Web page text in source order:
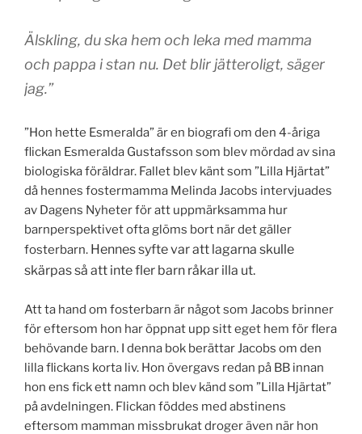
Älskling, du ska hem och leka med mamma
och pappa i stan nu. Det blir jätteroligt, säger
jag.”
”Hon hette Esmeralda” är en biografi om den 4-åriga
flickan Esmeralda Gustafsson som blev mördad av sina
biologiska föräldrar. Fallet blev känt som ”Lilla Hjärtat”
då hennes fostermamma Melinda Jacobs intervjuades
av Dagens Nyheter för att uppmärksamma hur
barnperspektivet ofta glöms bort när det gäller
fosterbarn. Hennes syfte var att lagarna skulle
skärpas så att inte fler barn råkar illa ut.
Att ta hand om fosterbarn är något som Jacobs brinner
för eftersom hon har öppnat upp sitt eget hem för flera
behövande barn. I denna bok berättar Jacobs om den
lilla flickans korta liv. Hon övergavs redan på BB innan
hon ens fick ett namn och blev känd som ”Lilla Hjärtat”
på avdelningen. Flickan föddes med abstinens
eftersom mamman missbrukat droger även när hon